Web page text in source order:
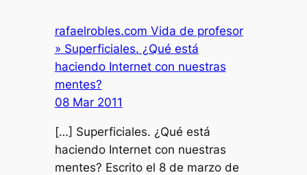
rafaelrobles.com Vida de profesor
» Superficiales. ¿Qué está
haciendo Internet con nuestras
mentes?
08 Mar 2011
[…] Superficiales. ¿Qué está
haciendo Internet con nuestras
mentes? Escrito el 8 de marzo de